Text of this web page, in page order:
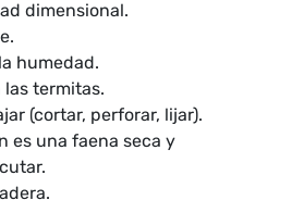
dimensional.
humedad.
las termitas.
(cortar, perforar, lijar).
es una faena seca y